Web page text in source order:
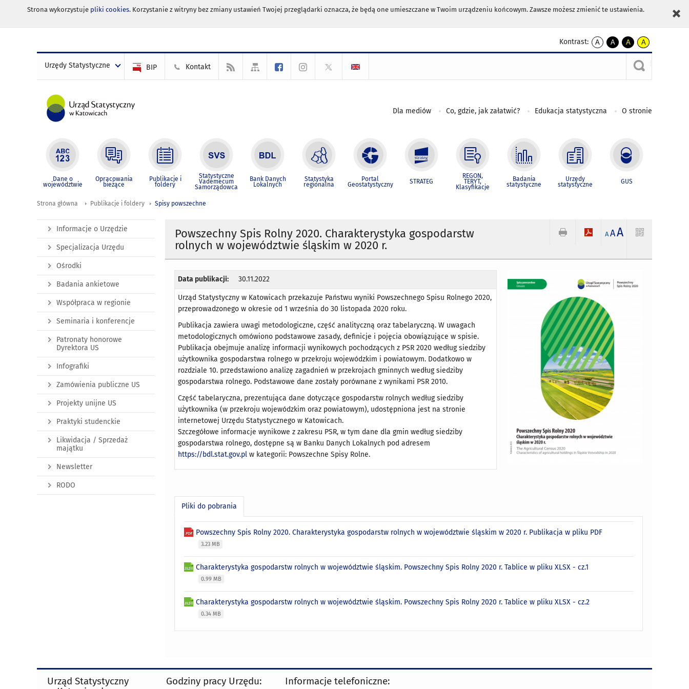
Strona wykorzystuje pliki cookies. Korzystanie z witryny bez zmiany ustawień Twojej przeglądarki oznacza, że będą one umieszczane w Twoim urządzeniu końcowym. Zawsze możesz zmienić te ustawienia.
Kontrast:
A
kontrast
A
kontrast
czarnym
A
kontrast
żółty
tekst
czarnym
A
kontrast
czarny
tekst
żółtym
Urzędy Statystyczne BIP Kontakt
Dla mediów Co, gdzie, jak załatwić? Edukacja statystyczna O stronie
Dane o
województwie
Opracowania
bieżące
Publikacje i
foldery
Statystyczne
Vademecum
Samorządowca
Bank Danych
Lokalnych
Statystyka
regionalna
Portal
Geostatystyczny STRATEG
REGON,
TERYT,
Klasyfikacje
Badania
statystyczne
Urzędy
statystyczne GUS
Strona główna Publikacje i foldery Spisy powszechne
Powszechny Spis Rolny 2020. Charakterystyka gospodarstw
rolnych w województwie śląskim w 2020 r.
A AA
Data publikacji: 30.11.2022
Urząd Statystyczny w Katowicach przekazuje Państwu wyniki Powszechnego Spisu Rolnego 2020,
przeprowadzonego w okresie od 1 września do 30 listopada 2020 roku.
Publikacja zawiera uwagi metodologiczne, część analityczną oraz tabelaryczną. W uwagach
metodologicznych omówiono podstawowe zasady, definicje i pojęcia obowiązujące w spisie.
Publikacja obejmuje analizę informacji wynikowych pochodzących z PSR 2020 według siedziby
użytkownika gospodarstwa rolnego w przekroju wojewódzkim i powiatowym. Dodatkowo w
rozdziale 10. przedstawiono analizę zagadnień w przekrojach gminnych według siedziby
gospodarstwa rolnego. Podstawowe dane zostały porównane z wynikami PSR 2010.
Część tabelaryczna, prezentująca dane dotyczące gospodarstw rolnych według siedziby
użytkownika (w przekroju wojewódzkim oraz powiatowym), udostępniona jest na stronie
internetowej Urzędu Statystycznego w Katowicach.
Szczegółowe informacje wynikowe z zakresu PSR, w tym dane dla gmin według siedziby
gospodarstwa rolnego, dostępne są w Banku Danych Lokalnych pod adresem
https://bdl.stat.gov.pl w kategorii: Powszechne Spisy Rolne.
Pliki do pobrania
Powszechny Spis Rolny 2020. Charakterystyka gospodarstw rolnych w województwie śląskim w 2020 r. Publikacja w pliku PDF
3.23 MB
Charakterystyka gospodarstw rolnych w województwie śląskim. Powszechny Spis Rolny 2020 r. Tablice w pliku XLSX - cz.1
0.99 MB
Charakterystyka gospodarstw rolnych w województwie śląskim. Powszechny Spis Rolny 2020 r. Tablice w pliku XLSX - cz.2
0.34 MB
Informacje o Urzędzie
Specjalizacja Urzędu
Ośrodki
Badania ankietowe
Współpraca w regionie
Seminaria i konferencje
Patronaty honorowe
Dyrektora US
Infografiki
Zamówienia publiczne US
Projekty unijne US
Praktyki studenckie
Likwidacja / Sprzedaż
majątku
Newsletter
RODO
Urząd Statystyczny
Godziny pracy Urzędu: Informacje telefoniczne: